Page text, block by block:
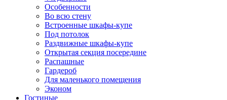
Особенности
Во всю стену
Встроенные шкафы-купе
Под потолок
Раздвижные шкафы-купе
Открытая секция посередине
Распашные
Гардероб
Для маленького помещения
Эконом
Гостиные